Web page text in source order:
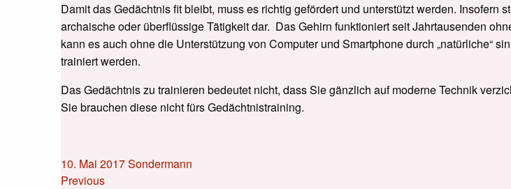
Damit das Gedächtnis fit bleibt, muss es richtig gefördert und unterstützt werden. Insofern
archaische oder überflüssige Tätigkeit dar. Das Gehirn funktioniert seit Jahrtausenden
kann es auch ohne die Unterstützung von Computer und Smartphone durch „natürliche“
trainiert werden.
Das Gedächtnis zu trainieren bedeutet nicht, dass Sie gänzlich auf moderne Technik
Sie brauchen diese nicht fürs Gedächtnistraining.
10. Mai 2017Sondermann
Previous